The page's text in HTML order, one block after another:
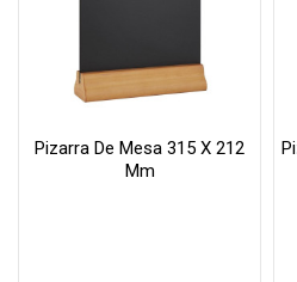
Pizarra De Mesa 315 X 212
Mm